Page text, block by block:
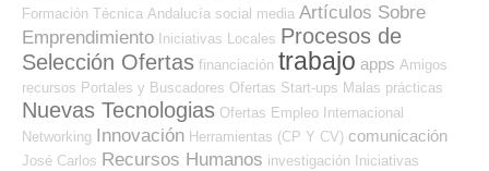
Formación Técnica Andalucía social media Artículos Sobre
Emprendimiento Iniciativas Locales Procesos de
Selección Ofertas financiación trabajo apps Amigos
recursos Portales y Buscadores Ofertas Start-ups Malas prácticas
Nuevas Tecnologias Ofertas Empleo Internacional
Networking Innovación Herramientas (CP Y CV) comunicación
José Carlos Recursos Humanos investigación Iniciativas